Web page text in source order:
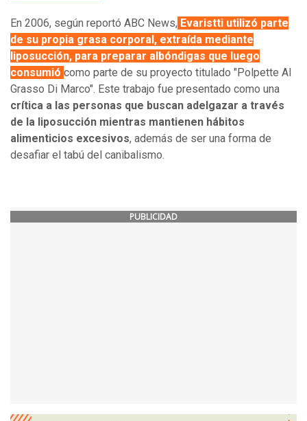
En 2006, según reportó ABC News, Evaristti utilizó parte
de su propia grasa corporal, extraída mediante
liposucción, para preparar albóndigas que luego
consumió como parte de su proyecto titulado "Polpette Al
Grasso Di Marco". Este trabajo fue presentado como una
crítica a las personas que buscan adelgazar a través
de la liposucción mientras mantienen hábitos
alimenticios excesivos, además de ser una forma de
desafiar el tabú del canibalismo.
PUBLICIDAD